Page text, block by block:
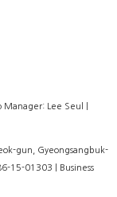
Lee Seul |
gun, Gyeongsangbuk-
15-01303 | Business